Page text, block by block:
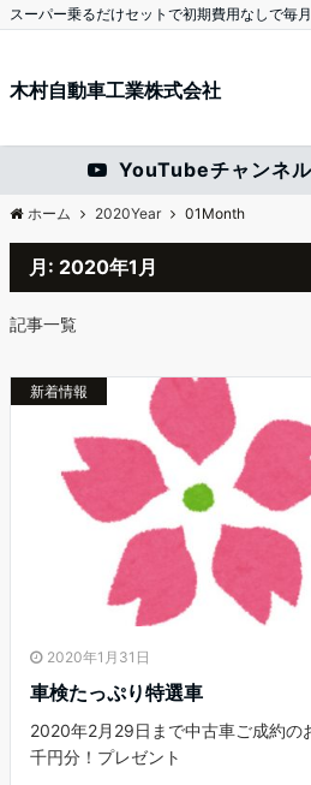
スーパー乗るだけセットで初期費用なしで毎
木村自動車工業株式会社
YouTubeチャンネル
ホーム 2020Year 01Month
月: 2020年1月
記事一覧
新着情報
2020年1月31日
車検たっぷり特選車
2020年2月29日まで中古車ご成約の
千円分！プレゼント